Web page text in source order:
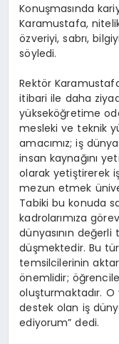
Konuşmasında
Karamustafa,
özveriyi, sabrı,
söyledi.
Rektör
itibari ile daha
yükseköğretime
mesleki ve teknik
amacımız; iş
insan kaynağını
olarak yetiştirerek
mezun etmek
Tabiki bu konuda
kadrolarımıza
dünyasının
düşmektedir. Bu
temsilcilerinin
önemlidir;
oluşturmaktadır.
destek olan iş
ediyorum” dedi.